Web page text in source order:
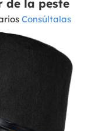
de la peste
Consúltalas